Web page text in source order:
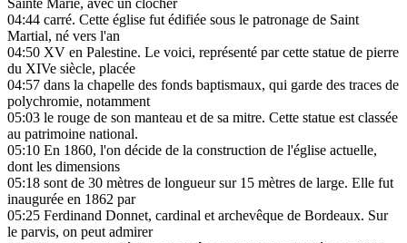
Sainte Marie, avec un clocher
04:44 carré. Cette église fut édifiée sous le patronage de Saint
Martial, né vers l'an
04:50 XV en Palestine. Le voici, représenté par cette statue de pierre
du XIVe siècle, placée
04:57 dans la chapelle des fonds baptismaux, qui garde des traces de
polychromie, notamment
05:03 le rouge de son manteau et de sa mitre. Cette statue est classée
au patrimoine national.
05:10 En 1860, l'on décide de la construction de l'église actuelle,
dont les dimensions
05:18 sont de 30 mètres de longueur sur 15 mètres de large. Elle fut
inaugurée en 1862 par
05:25 Ferdinand Donnet, cardinal et archevêque de Bordeaux. Sur
le parvis, on peut admirer